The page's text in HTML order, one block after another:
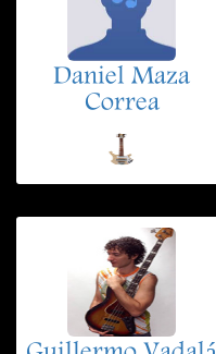
Daniel Maza
Correa